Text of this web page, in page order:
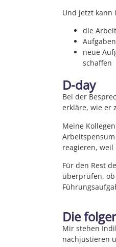
Und jetzt kann
die
neue
schaffen
D-day
Bei der
erkläre, wie er
Meine
reagieren,
Für den Rest
überprüfen,
Die
Mir stehen
nachjustieren